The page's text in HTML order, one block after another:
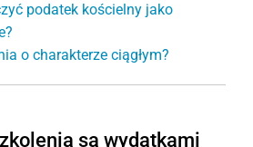
podatek kościelny jako
o charakterze ciągłym?
są wydatkami